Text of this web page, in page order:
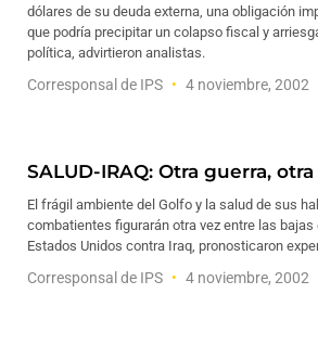
dólares de su deuda externa, una obligación
que podría precipitar un colapso fiscal y
política, advirtieron analistas.
Corresponsal de IPS 4 noviembre, 2002
SALUD-IRAQ: Otra guerra,
El frágil ambiente del Golfo y la salud de sus
combatientes figurarán otra vez entre las bajas
Estados Unidos contra Iraq, pronosticaron
Corresponsal de IPS 4 noviembre, 2002